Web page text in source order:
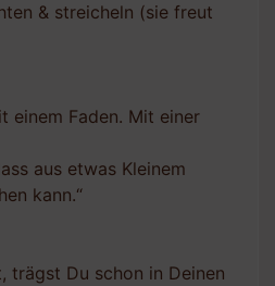
& streicheln (sie freut
einem Faden. Mit einer
aus etwas Kleinem
kann.“
trägst Du schon in Deinen